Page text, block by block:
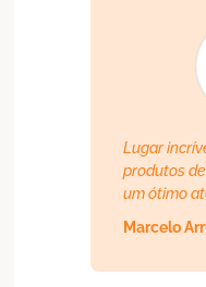
Lugar
produtos
um ótimo
Marcelo